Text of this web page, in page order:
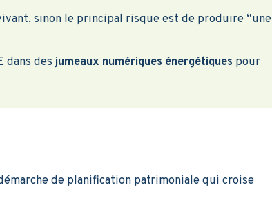
sinon le principal risque est de produire “une
dans des jumeaux numériques énergétiques pour
de planification patrimoniale qui croise